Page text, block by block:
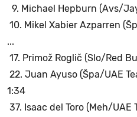
9. Michael Hepburn
10. Mikel Xabier
...
17. Primož Roglič (Slo/Red
22. Juan Ayuso (Špa/
1:34
37. Isaac del Toro (Meh/